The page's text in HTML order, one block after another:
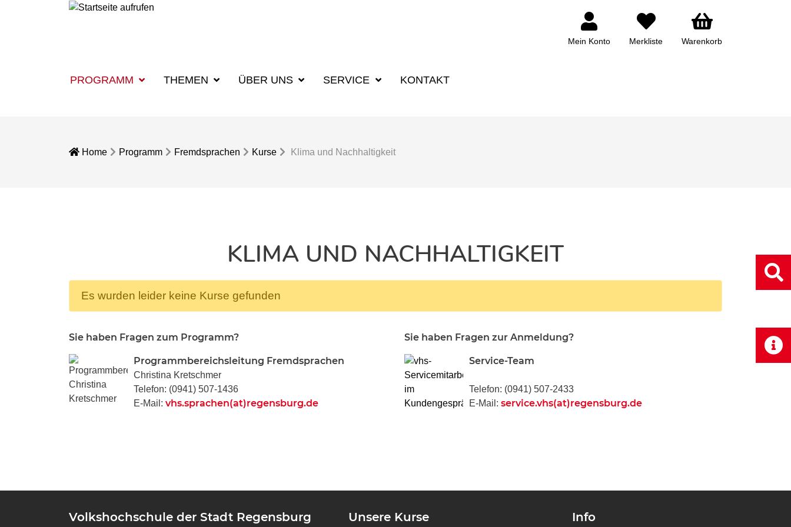
Mein Konto Merkliste Warenkorb
PROGRAMM THEMEN ÜBER UNS SERVICE KONTAKT
Home Programm Fremdsprachen Kurse Klima und Nachhaltigkeit
KLIMA UND NACHHALTIGKEIT
Es wurden leider keine Kurse gefunden
Sie haben Fragen zum Programm?
Programmbereichsleitung Fremdsprachen
Christina Kretschmer
Telefon: (0941) 507-1436
E-Mail: vhs.sprachen(at)regensburg.de
Sie haben Fragen zur Anmeldung?
Service-Team
Telefon: (0941) 507-2433
E-Mail: service.vhs(at)regensburg.de
Volkshochschule der Stadt Regensburg Unsere Kurse Info